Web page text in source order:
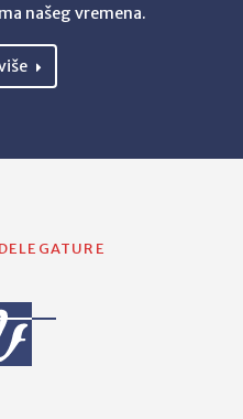
našeg vremena.